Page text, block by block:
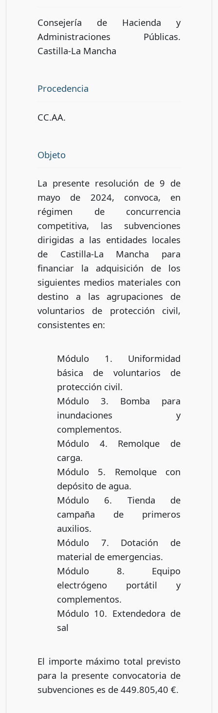
Consejería de Hacienda y
Administraciones Públicas.
Castilla-La Mancha
Procedencia
CC.AA.
Objeto
La presente resolución de 9 de
mayo de 2024, convoca, en
régimen de concurrencia
competitiva, las subvenciones
dirigidas a las entidades locales
de Castilla-La Mancha para
financiar la adquisición de los
siguientes medios materiales con
destino a las agrupaciones de
voluntarios de protección civil,
consistentes en:
Módulo 1. Uniformidad
básica de voluntarios de
protección civil.
Módulo 3. Bomba para
inundaciones y
complementos.
Módulo 4. Remolque de
carga.
Módulo 5. Remolque con
depósito de agua.
Módulo 6. Tienda de
campaña de primeros
auxilios.
Módulo 7. Dotación de
material de emergencias.
Módulo 8. Equipo
electrógeno portátil y
complementos.
Módulo 10. Extendedora de
sal
El importe máximo total previsto
para la presente convocatoria de
subvenciones es de 449.805,40 €.